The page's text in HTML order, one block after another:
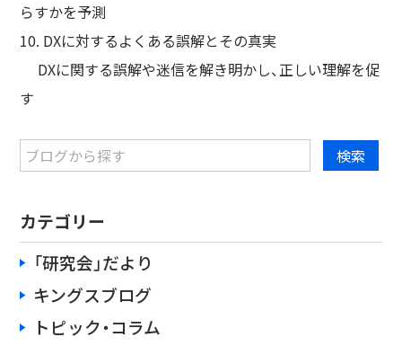
らすかを予測
10. DXに対するよくある誤解とその真実
DXに関する誤解や迷信を解き明かし、正しい理解を促
す
カテゴリー
「研究会」だより
キングスブログ
トピック・コラム